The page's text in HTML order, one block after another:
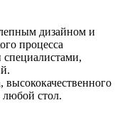
дизайном и
процесса
высококачественного
любой стол.